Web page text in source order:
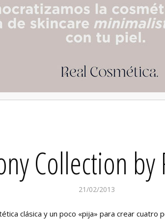
Collection
21/02/2013
clásica y un poco «pija» para crear